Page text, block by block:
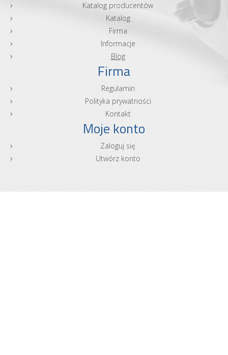
Katalog producentów
Katalog
Firma
Informacje
Blog
Firma
Regulamin
Polityka prywatności
Kontakt
Moje konto
Zaloguj się
Utwórz konto